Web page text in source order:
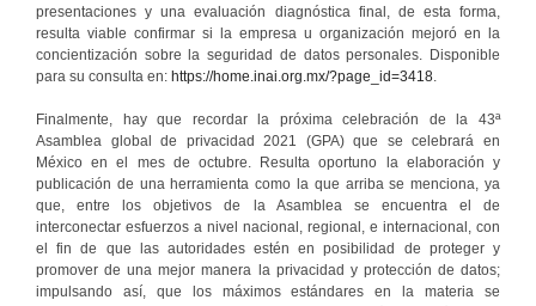
presentaciones y una evaluación diagnóstica final, de esta forma,
resulta viable confirmar si la empresa u organización mejoró en la
concientización sobre la seguridad de datos personales. Disponible
para su consulta en: https://home.inai.org.mx/?page_id=3418
Finalmente, hay que recordar la próxima celebración de la 43ª
Asamblea global de privacidad 2021 (GPA) que se celebrará en
México en el mes de octubre. Resulta oportuno la elaboración y
publicación de una herramienta como la que arriba se menciona, ya
que, entre los objetivos de la Asamblea se encuentra el de
interconectar esfuerzos a nivel nacional, regional, e internacional, con
el fin de que las autoridades estén en posibilidad de proteger y
promover de una mejor manera la privacidad y protección de datos;
impulsando así, que los máximos estándares en la materia se